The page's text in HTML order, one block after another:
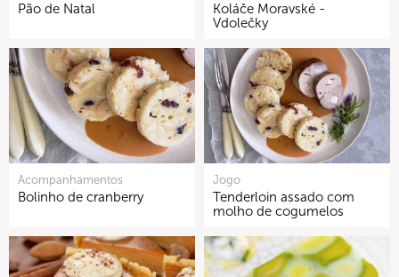
Pão de Natal
Koláče Moravské -
Vdolečky
Acompanhamentos
Bolinho de cranberry
Jogo
Tenderloin assado com
molho de cogumelos